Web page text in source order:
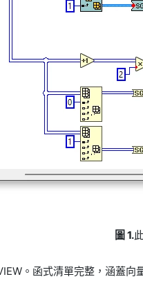
圖 1.
。函式清單完整，涵蓋